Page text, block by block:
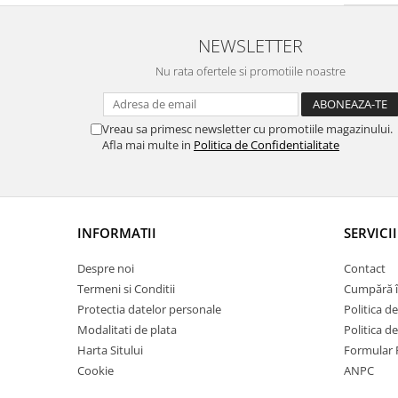
Lavoare sub blat
Lavoare pe mobilier
Lavoare incastrabile
Bideuri suspendate
Vase WC stative
Vase WC suspendate
WC pentru persoane cu dizabilitati
NEWSLETTER
Nu rata ofertele si promotiile noastre
Vreau sa primesc newsletter cu promotiile magazinului.
Afla mai multe in Politica de Confidentialitate
INFORMATII
Despre noi
Termeni si Conditii
Protectia datelor personale
Modalitati de plata
Harta Sitului
Cookie
Contact
Cumpără
Politica
Politica
Formular
ANPC